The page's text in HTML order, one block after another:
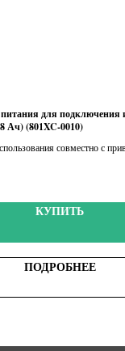
для подключения
Ач) (801XC-0010)
совместно с
КУПИТЬ
ПОДРОБНЕЕ